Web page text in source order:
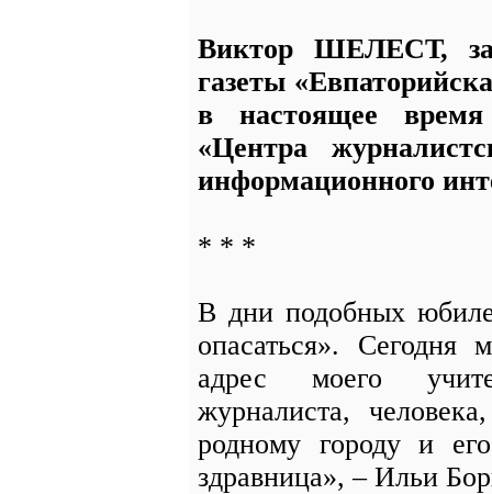
Виктор ШЕЛЕСТ,
газеты
в настоящее
«Центра
информационного
* * *
В дни подобных
опасаться». Сегодня
адрес моего
журналиста,
родному городу и его
здравница», – Ильи